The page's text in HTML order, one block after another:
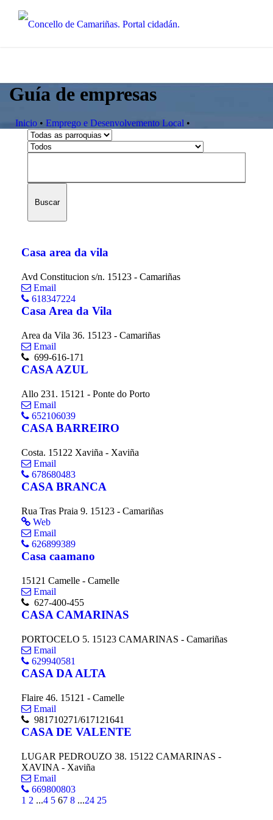
Guía de empresas
Inicio • Emprego e Desenvolvemento Local •
Buscar
Casa area da vila
Avd Constitucion s/n. 15123 - Camariñas
Email
618347224
Casa Area da Vila
Area da Vila 36. 15123 - Camariñas
Email
699-616-171
CASA AZUL
Allo 231. 15121 - Ponte do Porto
Email
652106039
CASA BARREIRO
Costa. 15122 Xaviña - Xaviña
Email
678680483
CASA BRANCA
Rua Tras Praia 9. 15123 - Camariñas
Web
Email
626899389
Casa caamano
15121 Camelle - Camelle
Email
627-400-455
CASA CAMARINAS
PORTOCELO 5. 15123 CAMARINAS - Camariñas
Email
629940581
CASA DA ALTA
Flaire 46. 15121 - Camelle
Email
981710271/617121641
CASA DE VALENTE
LUGAR PEDROUZO 38. 15122 CAMARINAS -
XAVINA - Xaviña
Email
669800803
1 2 ...4 5 67 8 ...24 25